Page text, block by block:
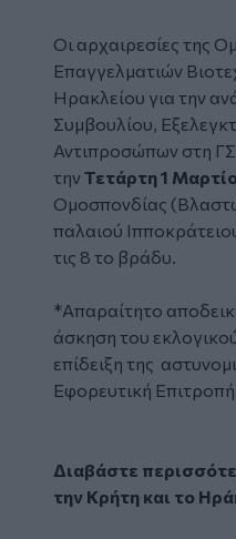
Οι αρχαιρεσίες της
Επαγγελματιών
Ηρακλείου για την
Συμβουλίου,
Αντιπροσώπων στη
την Τετάρτη 1
Ομοσπονδίας
παλαιού
τις 8 το βράδυ.
*Απαραίτητο
άσκηση του
επίδειξη της
Εφορευτική
Διαβάστε
την Κρήτη και το